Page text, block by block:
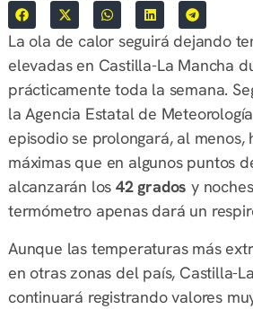
La ola de calor seguirá dejando
elevadas en Castilla-La Mancha
prácticamente toda la semana.
la Agencia Estatal de
episodio se prolongará, al menos,
máximas que en algunos puntos
alcanzarán los 42 grados y
termómetro apenas dará un
Aunque las temperaturas más
en otras zonas del país, Castilla-
continuará registrando valores